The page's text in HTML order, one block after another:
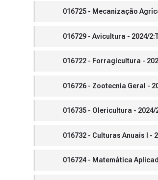
016725 - Mecanização
016729 - Avicultura - 2024/
016722 - Forragicultura -
016726 - Zootecnia Geral -
016735 - Olericultura -
016732 - Culturas Anuais I -
016724 - Matemática